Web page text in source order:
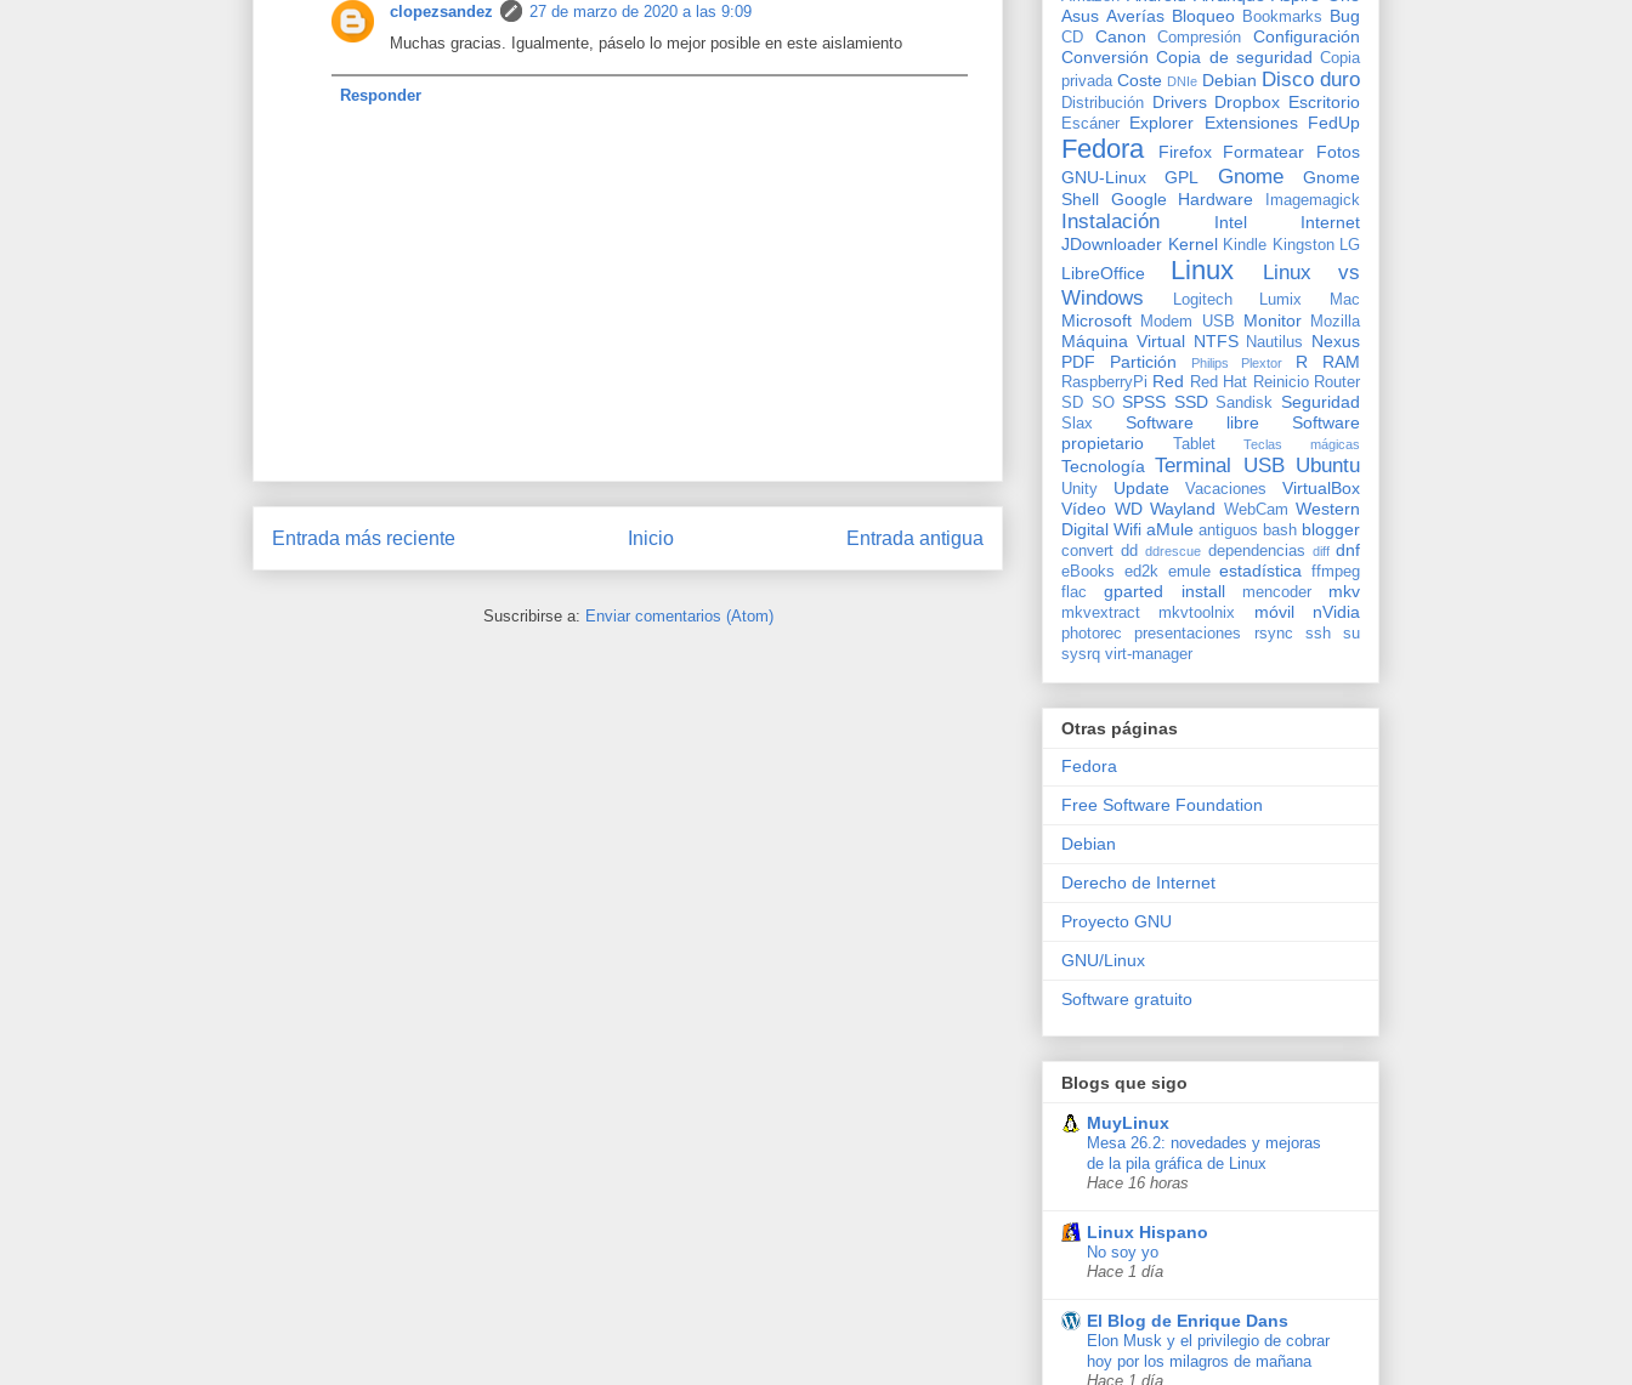
clopezsandez
27 de marzo de 2020 a las 9:09
Muchas gracias. Igualmente, páselo lo mejor posible en este aislamiento
Responder
Entrada más reciente Entrada antigua
Inicio
Suscribirse a: Enviar comentarios (Atom)
Asus Averías Bloqueo Bookmarks Bug
CD Canon Compresión
Configuración
Conversión Copia de seguridad Copia
privada Coste DNIe Debian Disco duro
Distribución Drivers Dropbox Escritorio
Escáner Explorer Extensiones FedUp
Fedora Firefox Formatear
Fotos
GNU-Linux
GPL Gnome
Gnome
Shell
Google Hardware Imagemagick
Instalación Intel
Internet
JDownloader Kernel Kindle Kingston LG
LibreOffice Linux
Linux vs
Windows
Logitech Lumix Mac
Microsoft Modem USB Monitor Mozilla
Máquina Virtual NTFS Nautilus
Nexus
PDF
Partición Philips Plextor R RAM
RaspberryPi Red Red Hat Reinicio Router
SD SO SPSS SSD Sandisk Seguridad
Slax Software libre
Software
propietario
Tablet Teclas mágicas
Tecnología Terminal USB Ubuntu
Unity Update Vacaciones
VirtualBox
Vídeo WD Wayland WebCam Western
Digital Wifi aMule antiguos bash blogger
convert dd ddrescue dependencias diff dnf
eBooks ed2k emule estadística
ffmpeg
flac
gparted install mencoder mkv
mkvextract mkvtoolnix móvil nVidia
photorec presentaciones rsync ssh
su
sysrq virt-manager
Otras páginas
Fedora
Free Software Foundation
Debian
Derecho de Internet
Proyecto GNU
GNU/Linux
Software gratuito
Blogs que sigo
MuyLinux
Mesa 26.2: novedades y mejoras
de la pila gráfica de Linux
Hace 16 horas
Linux Hispano
No soy yo
Hace 1 día
El Blog de Enrique Dans
Elon Musk y el privilegio de cobrar
hoy por los milagros de mañana
Hace 1 día